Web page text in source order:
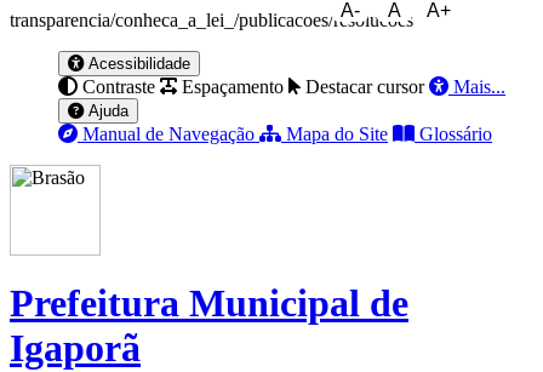
transparencia/conheca_a_lei_/publicacoes/resolucoes
A- A A+
Acessibilidade
Contraste Espaçamento Destacar cursor Mais...
Ajuda
Manual de Navegação Mapa do Site Glossário
Prefeitura Municipal de
Igaporã